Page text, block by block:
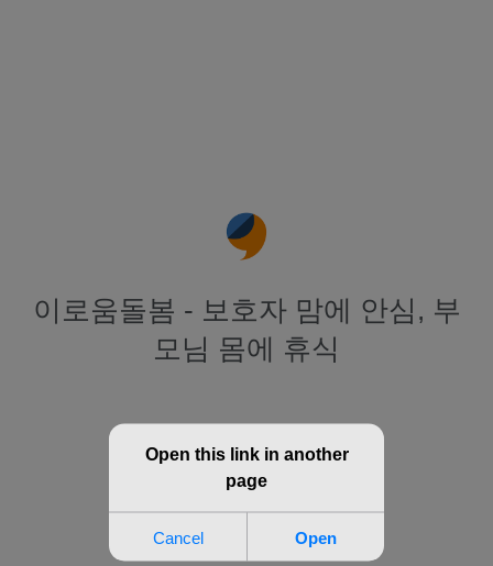
이로움돌봄 - 보호자 맘에 안심, 부
모님 몸에 휴식